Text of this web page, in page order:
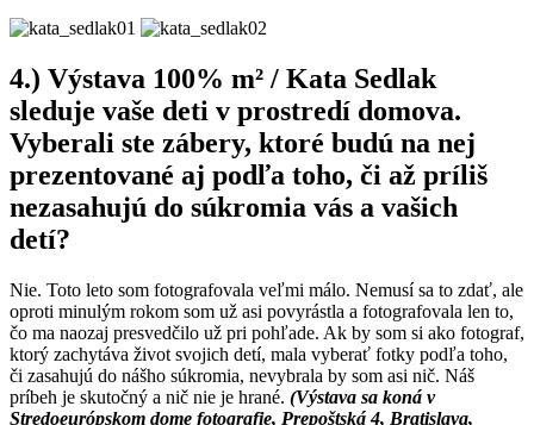
4.) Výstava 100% m² / Kata Sedlak
sleduje vaše deti v prostredí domova.
Vyberali ste zábery, ktoré budú na nej
prezentované aj podľa toho, či až príliš
nezasahujú do súkromia vás a vašich
detí?
Nie. Toto leto som fotografovala veľmi málo. Nemusí sa to zdať, ale
oproti minulým rokom som už asi povyrástla a fotografovala len to,
čo ma naozaj presvedčilo už pri pohľade. Ak by som si ako fotograf,
ktorý zachytáva život svojich detí, mala vyberať fotky podľa toho,
či zasahujú do nášho súkromia, nevybrala by som asi nič. Náš
príbeh je skutočný a nič nie je hrané. (Výstava sa koná v
Stredoeurópskom dome fotografie, Prepoštská 4, Bratislava,